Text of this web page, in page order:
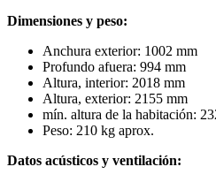
Dimensiones y peso:
Anchura exterior: 1002 mm
Profundo afuera: 994 mm
Altura, interior: 2018 mm
Altura, exterior: 2155 mm
mín. altura de la habitación:
Peso: 210 kg aprox.
Datos acústicos y ventilación: